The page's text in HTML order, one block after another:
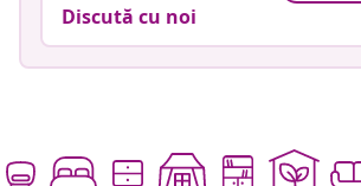
Discută cu noi